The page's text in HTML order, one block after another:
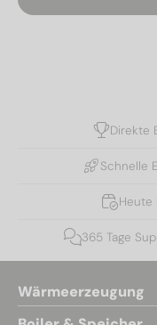
Direkte
Schnelle
Heute
365 Tage
Wärmeerzeugung